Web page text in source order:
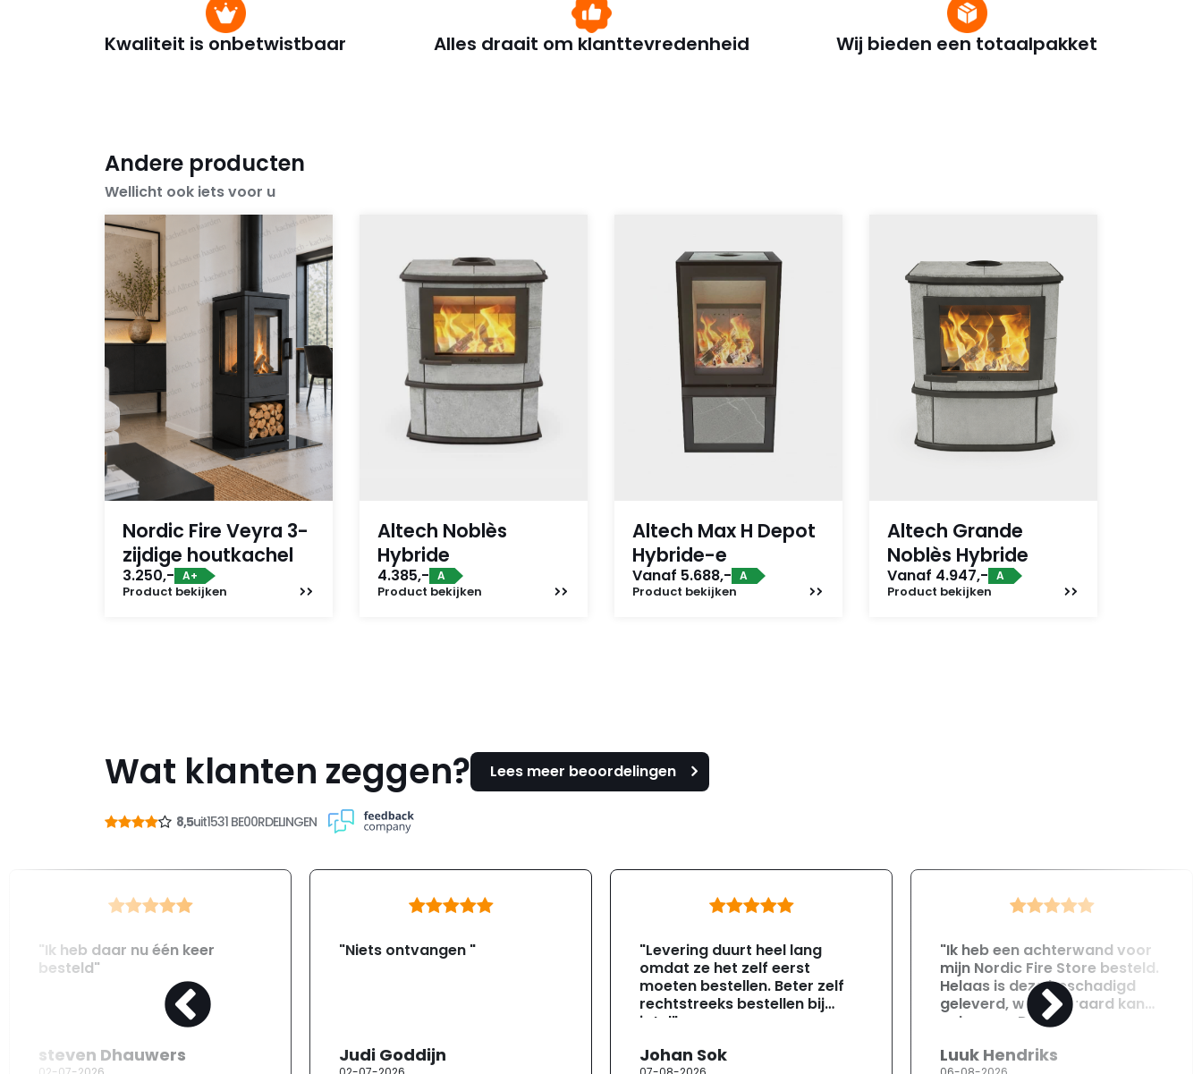
Kwaliteit is onbetwistbaar Alles draait om klanttevredenheid Wij bieden een totaalpakket
Andere producten
Wellicht ook iets voor u
Nordic Fire Veyra 3-
zijdige houtkachel
3.250,- A+
Product bekijken
Altech Noblès
Hybride
4.385,- A
Product bekijken
Altech Max H Depot
Hybride-e
Vanaf 5.688,- A
Product bekijken
Altech Grande
Noblès Hybride
Vanaf 4.947,- A
Product bekijken
Wat klanten zeggen? Lees meer beoordelingen
8,5uit1531 BE00RDELINGEN
"Ik heb daar nu één keer
besteld"
steven Dhauwers
"Niets ontvangen "
Judi Goddijn
"Levering duurt heel lang
omdat ze het zelf eerst
moeten bestellen. Beter zelf
rechtstreeks bestellen bij
jotul"
Johan Sok
"Ik heb een achterwand voor
mijn Nordic Fire Store besteld.
Helaas is deze beschadigd
geleverd, wat uiteraard kan
gebeuren. Direct na
opgenomen met de
Luuk Hendriks